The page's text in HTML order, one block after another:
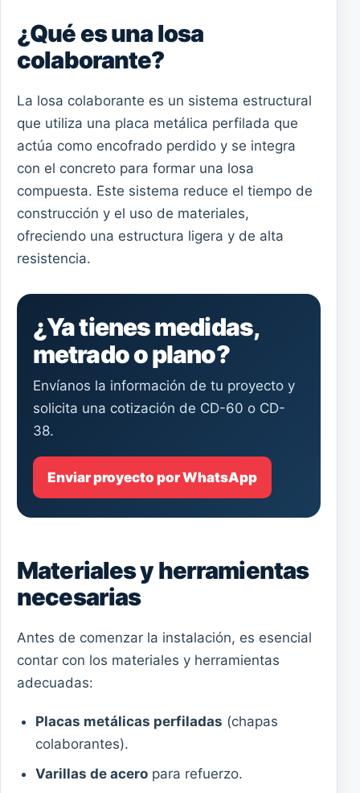
¿Qué es una losa
colaborante?
La losa colaborante es un sistema estructural
que utiliza una placa metálica perfilada que
actúa como encofrado perdido y se integra
con el concreto para formar una losa
compuesta. Este sistema reduce el tiempo de
construcción y el uso de materiales,
ofreciendo una estructura ligera y de alta
resistencia.
¿Ya tienes medidas,
metrado o plano?
Envíanos la información de tu proyecto y
solicita una cotización de CD-60 o CD-
38.
Enviar proyecto por WhatsApp
Materiales y herramientas
necesarias
Antes de comenzar la instalación, es esencial
contar con los materiales y herramientas
adecuadas:
Placas metálicas perfiladas (chapas
colaborantes).
Varillas de aceropara refuerzo.